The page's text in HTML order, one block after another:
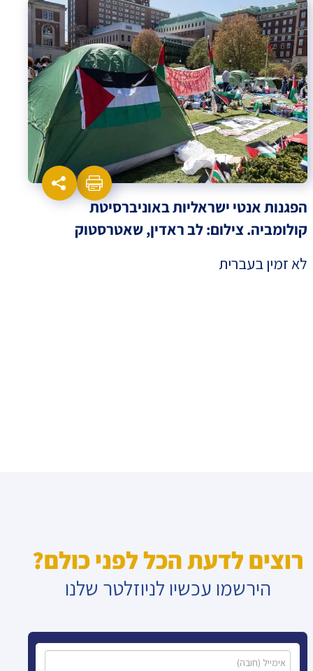
הפגנות אנטי ישראליות באוניברסיטת
קולומביה. צילום: לב ראדין, שאטרסטוק
לא זמין בעברית
רוצים לדעת הכל לפני כולם?
הירשמו עכשיו לניוזלטר שלנו